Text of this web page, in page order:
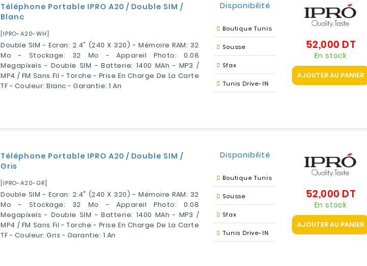
Téléphone Portable IPRO A20 / Double SIM /
Blanc
[IPRO-A20-WH]
Double SIM - Ecran: 2.4" (240 X 320) - Mémoire RAM: 32
Mo - Stockage: 32 Mo - Appareil Photo: 0.08
Megapíxels - Double SIM - Batterie: 1400 MAh - MP3 /
MP4 / FM Sans Fil - Torche - Prise En Charge De La Carte
TF - Couleur: Blanc - Garantie: 1 An
Disponibilité
Boutique Tunis
Sousse
Sfax
Tunis Drive-IN
52,000 DT
En stock
AJOUTER AU PANIER
Téléphone Portable IPRO A20 / Double SIM /
Gris
[IPRO-A20-GR]
Double SIM - Ecran: 2.4" (240 X 320) - Mémoire RAM: 32
Mo - Stockage: 32 Mo - Appareil Photo: 0.08
Megapíxels - Double SIM - Batterie: 1400 MAh - MP3 /
MP4 / FM Sans Fil - Torche - Prise En Charge De La Carte
TF - Couleur: Gris - Garantie: 1 An
Disponibilité
Boutique Tunis
Sousse
Sfax
Tunis Drive-IN
52,000 DT
En stock
AJOUTER AU PANIER